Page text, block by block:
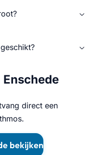
direct een
bekijken